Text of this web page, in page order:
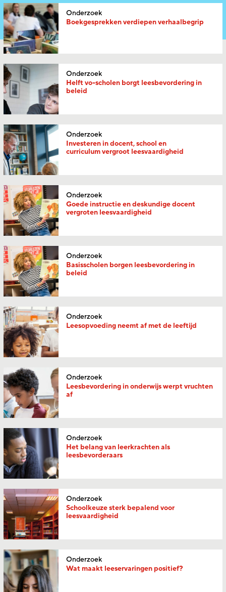
Onderzoek
Boekgesprekken verdiepen verhaalbegrip
Onderzoek
Helft vo-scholen borgt leesbevordering in
beleid
Onderzoek
Investeren in docent, school en
curriculum vergroot leesvaardigheid
Onderzoek
Goede instructie en deskundige docent
vergroten leesvaardigheid
Onderzoek
Basisscholen borgen leesbevordering in
beleid
Onderzoek
Leesopvoeding neemt af met de leeftijd
Onderzoek
Leesbevordering in onderwijs werpt vruchten
af
Onderzoek
Het belang van leerkrachten als
leesbevorderaars
Onderzoek
Schoolkeuze sterk bepalend voor
leesvaardigheid
Onderzoek
Wat maakt leeservaringen positief?